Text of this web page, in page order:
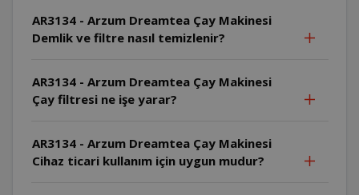
AR3134 - Arzum Dreamtea Çay Makinesi
Demlik ve filtre nasıl temizlenir?
AR3134 - Arzum Dreamtea Çay Makinesi
Çay filtresi ne işe yarar?
AR3134 - Arzum Dreamtea Çay Makinesi
Cihaz ticari kullanım için uygun mudur?